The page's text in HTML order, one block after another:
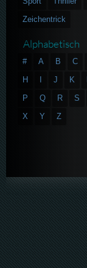
Zeichentrick
Alphabetisch
# A B C
H
J K
P
Q R S
X
Y Z